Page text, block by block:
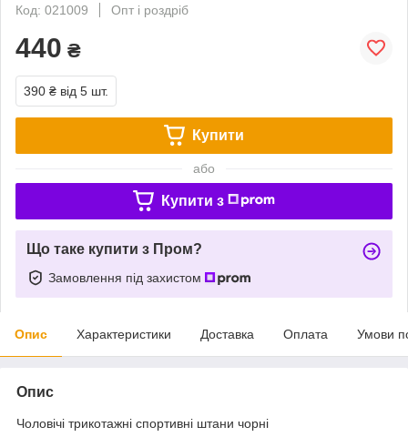
Код: 021009
Опт і роздріб
440 ₴
390 ₴ від 5 шт.
Купити
або
Купити з
Що таке купити з Пром?
Замовлення під захистом
Опис Характеристики Доставка Оплата Умови
Опис
Чоловічі трикотажні спортивні штани чорні